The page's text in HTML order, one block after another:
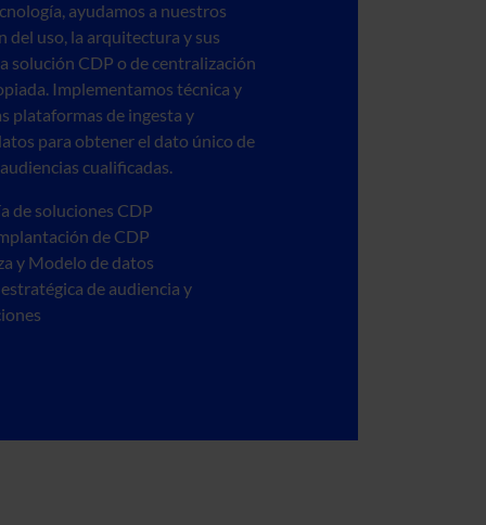
ayudamos a nuestros
del uso, la arquitectura y sus
solución CDP o de centralización
Implementamos técnica y
plataformas de ingesta y
para obtener el dato único de
cualificadas.
de soluciones CDP
de CDP
y Modelo de datos
de audiencia y